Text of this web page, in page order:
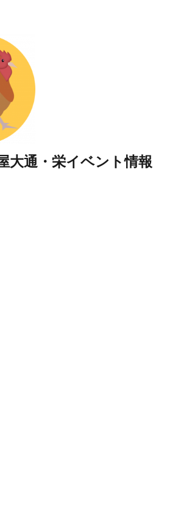
大通・栄イベント情報